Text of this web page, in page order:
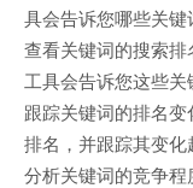
具会告诉您哪些关键
查看关键词的搜索
工具会告诉您这些关
跟踪关键词的排名
排名，并跟踪其变化
分析关键词的竞争